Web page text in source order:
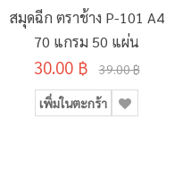
สมุดฉีก ตราช้าง P-101 A4
70 แกรม 50 แผ่น
30.00 ฿ 39.00 ฿
เพิ่มในตะกร้า